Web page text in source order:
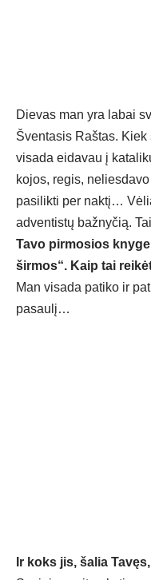
Dievas man yra labai
Šventasis Raštas.
visada eidavau į
kojos, regis,
pasilikti per naktį…
adventistų bažnyčią.
Tavo pirmosios
širmos“. Kaip tai
Man visada patiko ir
pasaulį…
Ir koks jis, šalia